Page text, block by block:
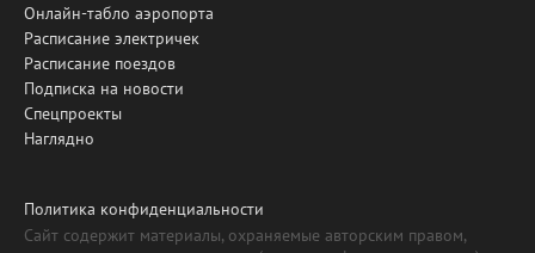
Онлайн-табло аэропорта
Расписание электричек
Расписание поездов
Подписка на новости
Спецпроекты
Наглядно
Политика конфиденциальности
Сайт содержит материалы, охраняемые авторским правом,